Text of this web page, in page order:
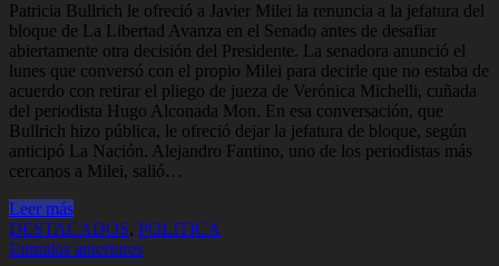
Patricia Bullrich le ofreció a Javier Milei la renuncia a la jefatura del
bloque de La Libertad Avanza en el Senado antes de desafiar
abiertamente otra decisión del Presidente. La senadora anunció el
lunes que conversó con el propio Milei para decirle que no estaba de
acuerdo con retirar el pliego de jueza de Verónica Michelli, cuñada
del periodista Hugo Alconada Mon. En esa conversación, que
Bullrich hizo pública, le ofreció dejar la jefatura de bloque, según
anticipó La Nación. Alejandro Fantino, uno de los periodistas más
cercanos a Milei, salió…
Leer más
DESTACADOS, POLITICA
Navegación
Entradas anteriores